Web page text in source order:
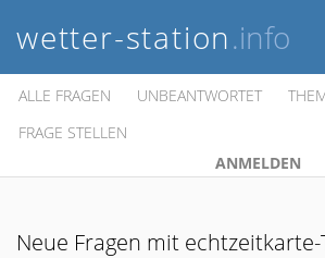
wetter-station.info
ALLE FRAGEN UNBEANTWORTET
FRAGE STELLEN
ANMELDEN
Neue Fragen mit echtzeitkarte-